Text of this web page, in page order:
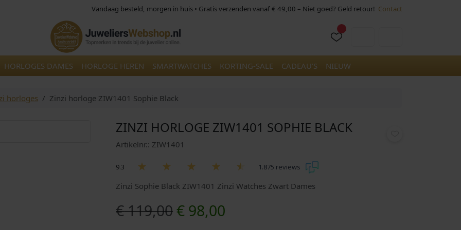
Vandaag besteld, morgen in huis • Gratis verzenden vanaf € 49,00 – Niet goed? Geld retour! Contact
HORLOGES DAMES HORLOGE HEREN SMARTWATCHES KORTING-SALE CADEAU’S NIEUW
horloges Zinzi horloge ZIW1401 Sophie Black
ZINZI HORLOGE ZIW1401 SOPHIE BLACK
Artikelnr.: ZIW1401
9.3 1.875 reviews
Zinzi Sophie Black ZIW1401 Zinzi Watches Zwart Dames
€119,00 O
€ 98,00